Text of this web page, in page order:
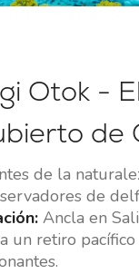
Otok -
de
de la
de
Ancla en
un retiro